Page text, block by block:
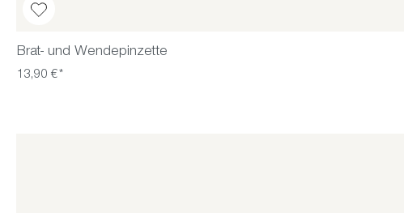
Brat- und Wendepinzette
13,90 €*